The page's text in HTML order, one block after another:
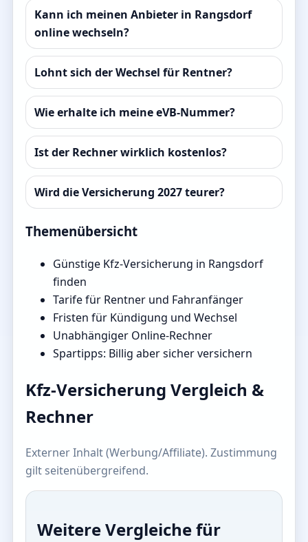
Kann ich meinen Anbieter in Rangsdorf
online wechseln?
Lohnt sich der Wechsel für Rentner?
Wie erhalte ich meine eVB-Nummer?
Ist der Rechner wirklich kostenlos?
Wird die Versicherung 2027 teurer?
Themenübersicht
Günstige Kfz-Versicherung in Rangsdorf
finden
Tarife für Rentner und Fahranfänger
Fristen für Kündigung und Wechsel
Unabhängiger Online-Rechner
Spartipps: Billig aber sicher versichern
Kfz-Versicherung Vergleich &
Rechner
Externer Inhalt (Werbung/Affiliate). Zustimmung
gilt seitenübergreifend.
Weitere Vergleiche für